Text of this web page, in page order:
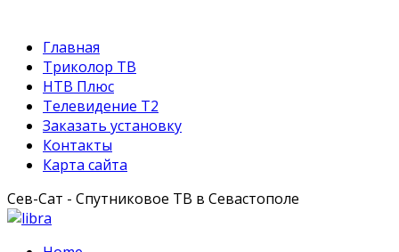
Главная
Триколор ТВ
НТВ Плюс
Телевидение Т2
Заказать установку
Контакты
Карта сайта
Сев-Сат - Спутниковое ТВ в Севастополе